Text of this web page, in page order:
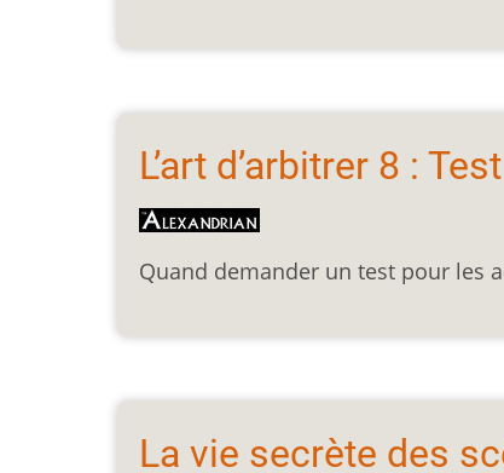
L’art d’arbitrer 8 :
Quand demander un test pour les
La vie secrète des